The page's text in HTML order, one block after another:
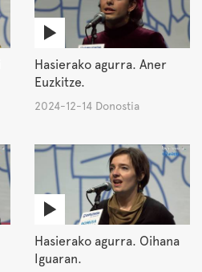
Hasierako agurra. Aner
Euzkitze.
2024-12-14 Donostia
Hasierako agurra. Oihana
Iguaran.